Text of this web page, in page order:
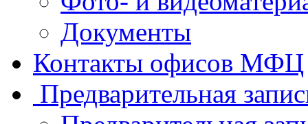
Документы
Контакты офисов МФЦ
Предварительная